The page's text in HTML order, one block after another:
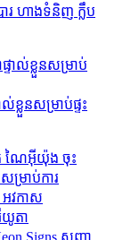
ារ ហាងទំនិញ ក្លឹប
ខ្លួនសម្រាប់ផ្ទះ